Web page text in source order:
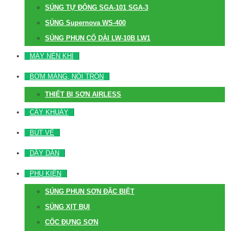
SÚNG TỰ ĐỘNG SGA-101 SGA-3
SÚNG Supernova WS-400
SÚNG PHUN CỔ DÀI LW-10B LW1
MÁY NÉN KHÍ
BƠM MÀNG, NỒI TRỘN
THIẾT BỊ SƠN AIRLESS
CÂY KHUẤY
BÚT VẼ
DÂY DẪN
PHỤ KIỆN
SÚNG PHUN SƠN ĐẶC BIỆT
SÚNG XỊT BỤI
CỐC ĐỰNG SƠN